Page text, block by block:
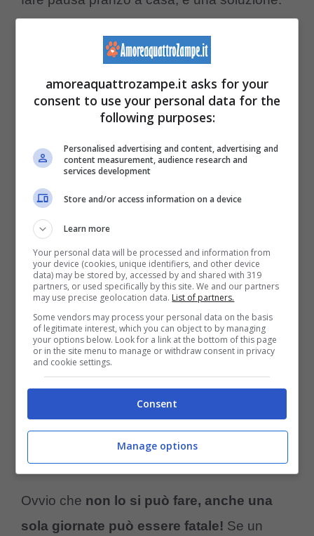
per fare una passeggiata
durante il giorno. Ancora c’è
l’asilo per i cani
se è un esemplare socievole. In ogni caso,
consultare sempre con cura le recensioni.
Ma lo si può lasciare solo per un intero fine
settimana?
La scelta di lasciare da solo il mio cane è sofferta, cosa fare-
Ovvio che non lo si può fare, anche una
sola giornate può essere fatale! Se un
amoreaquattrozampe.it asks for your
consent to use your personal data for the
following purposes:
Personalised advertising and content, advertising and
content measurement, audience research and
services development
Store and/or access information on a device
Learn more
Your personal data will be processed and information from
your device (cookies, unique identifiers, and other device
data) may be stored by, accessed by and shared with 319
partners, or used specifically by this site. We and our partners
may use precise geolocation data. List of partners.
Some vendors may process your personal data on the basis
of legitimate interest, which you can object to by managing
your options below. Look for a link at the bottom of this page
or in the site menu to manage or withdraw consent in privacy
and cookie settings.
Consent
Manage options